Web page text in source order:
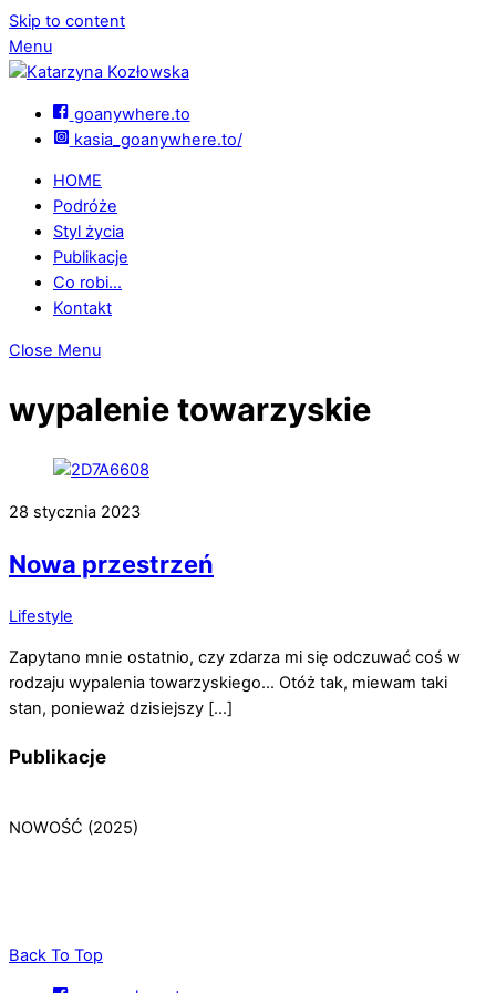
Skip to content
Menu
goanywhere.to
kasia_goanywhere.to/
HOME
Podróże
Styl życia
Publikacje
Co robi…
Kontakt
Close Menu
wypalenie towarzyskie
28 stycznia 2023
Nowa przestrzeń
Lifestyle
Zapytano mnie ostatnio, czy zdarza mi się odczuwać coś w
rodzaju wypalenia towarzyskiego… Otóż tak, miewam taki
stan, ponieważ dzisiejszy […]
Publikacje
NOWOŚĆ (2025)
Back To Top